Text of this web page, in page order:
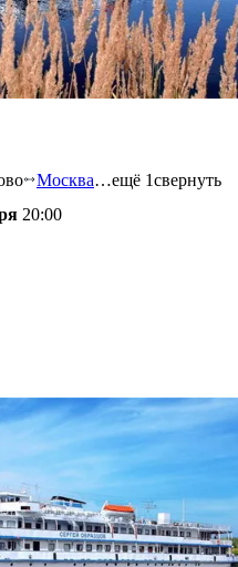
Москва…ещё 1свернуть
20:00